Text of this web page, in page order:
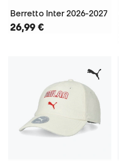
Berretto Inter 2026-2027
26,99 €